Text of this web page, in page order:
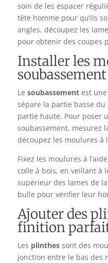
soin de les espacer
tête homme pour qu’ils
angles, découpez les
pour obtenir des coupes
Installer les
Le soubassementest une
sépare la partie basse
partie haute. Pour poser
soubassement, mesurez
découpez les moulures à
Fixez les moulures à
colle à bois, en veillant à
supérieur des lames de
bulle pour vérifier leur
Ajouter des
finition
Les plinthessont des
jonction entre le bas des